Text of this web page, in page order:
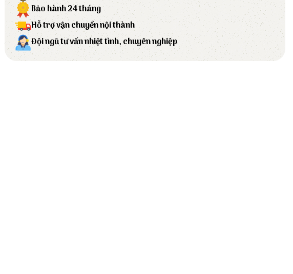
Bảo hành 24 tháng
Hỗ trợ vận chuyển nội thành
Đội ngũ tư vấn nhiệt tình, chuyên nghiệp